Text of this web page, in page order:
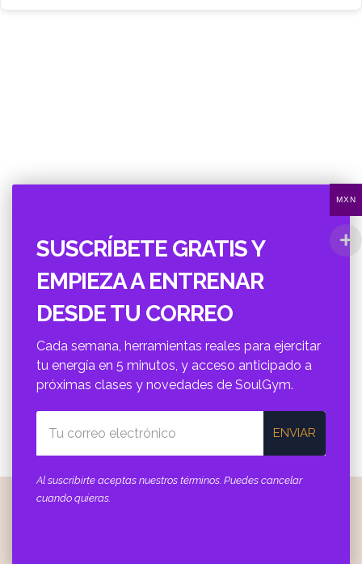
SUSCRÍBETE GRATIS Y
EMPIEZA A ENTRENAR
DESDE TU CORREO
Cada semana, herramientas reales para ejercitar
tu energí­a en 5 minutos, y acceso anticipado a
próximas clases y novedades de SoulGym.
ENVIAR
Al suscribirte aceptas nuestros términos. Puedes cancelar
cuando quieras.
MXN